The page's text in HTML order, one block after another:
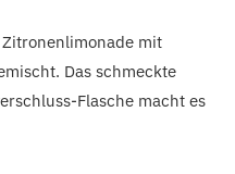
Zitronenlimonade mit
Das schmeckte
Flasche macht es